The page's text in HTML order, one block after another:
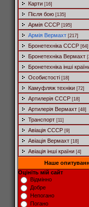
Карти [16]
Після бою [135]
Армія СССР [195]
Армія Вермахт [217]
Бронетехніка СССР [64]
Бронетехніка Вермахт
Бронетехніка інші
Особистості [18]
Камуфляж техніки [72]
Артилерія СССР [18]
Артилерія Вермахт [48]
Транспорт [11]
Авіація СССР [9]
Авіація Вермахт [18]
Авіація інші країни [4]
Наше
Оцініть мій сайт
Відмінно
Добре
Непогано
Погано